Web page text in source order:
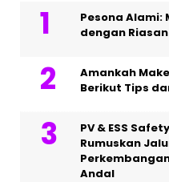
Pesona Alami:
dengan
Amankah
Berikut Tips
PV & ESS
Rumuskan
Andal